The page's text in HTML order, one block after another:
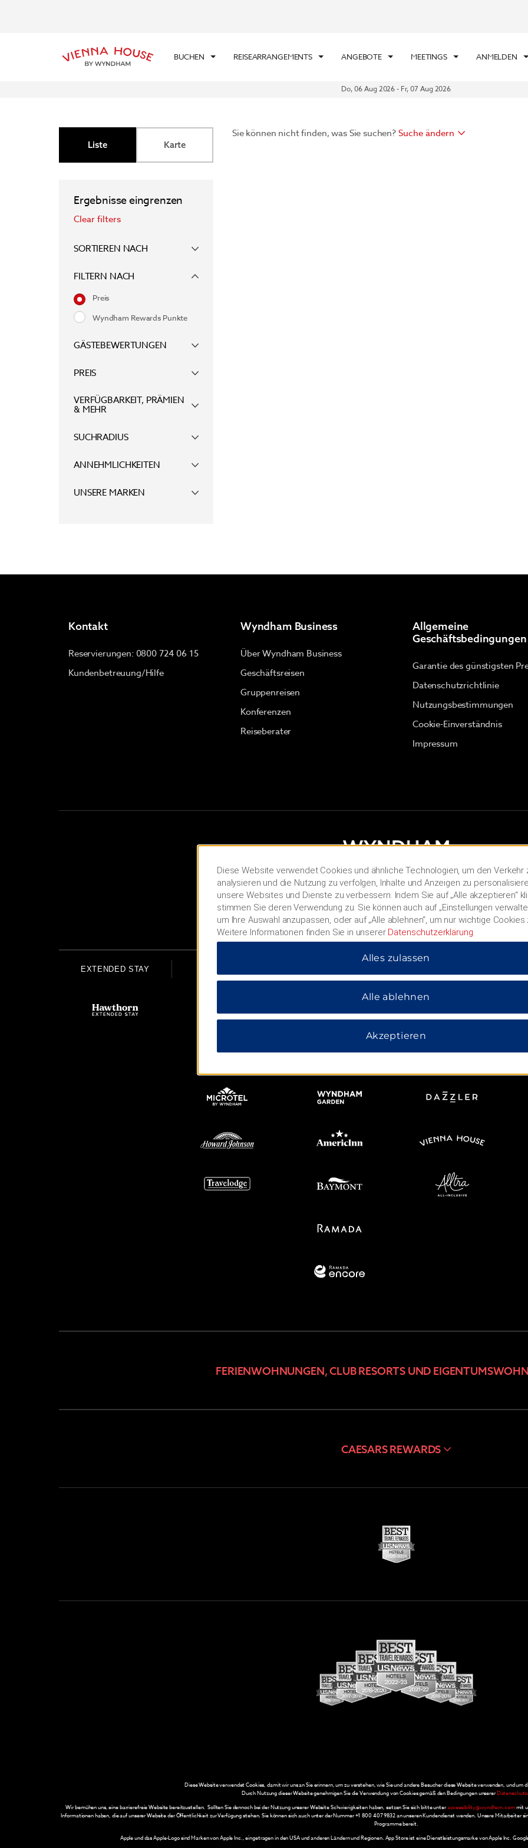
BUCHEN REISEARRANGEMENTS ANGEBOTE MEETINGS ANMELDEN
Do, 06 Aug 2026- Fr, 07 Aug 2026
Liste Karte
Ergebnisse eingrenzen
Clear filters
SORTIEREN NACH
FILTERN NACH
Preis
Wyndham Rewards Punkte
GÄSTEBEWERTUNGEN
PREIS
VERFÜGBARKEIT, PRÄMIEN
& MEHR
SUCHRADIUS
ANNEHMLICHKEITEN
UNSERE MARKEN
Sie können nicht finden, was Sie suchen?Suche ändern
Kontakt
Reservierungen: 0800 724 06 15
Kundenbetreuung/Hilfe
Wyndham Business
Über Wyndham Business
Geschäftsreisen
Gruppenreisen
Konferenzen
Reiseberater
Allgemeine
Geschäftsbedingungen
Garantie des günstigsten
Datenschutzrichtlinie
Nutzungsbestimmungen
Cookie-Einverständnis
Impressum
HOTELS BY WYNDHAM
EXTENDED STAY
FERIENWOHNUNGEN, CLUB RESORTS UND
CAESARS REWARDS
Diese Website verwendet Cookies, damit wir uns an Sie erinnern, um zu verstehen, wie Sie und andere Besucher diese Website verwenden, und um
Durch Nutzung dieser Website genehmigen Sie die Verwendung von Cookies gemäß den Bedingungen unserer
Wir bemühen uns, eine barrierefreie Website bereitzustellen. Sollten Sie dennoch bei der Nutzung unserer Website Schwierigkeiten haben, setzen Sie sich bitte unteraccessibility@wyndham.commit
Informationen haben, die auf unserer Website der Öffentlichkeit zur Verfügung stehen. Sie können sich auch unter der Nummer +1 800 407 9832 an unseren Kundendienst wenden. Unsere Mitarbeiter
Programme bereit.
Apple und das Apple-Logo sind Marken von Apple Inc., eingetragen in den USA und anderen Ländern und Regionen. App Store ist eine Dienstleistungsmarke von Apple Inc.
Diese Website verwendet Cookies und ähnliche Technologien, um den Verkehr
analysieren und die Nutzung zu verfolgen, Inhalte und Anzeigen zu
unsere Websites und Dienste zu verbessern. Indem Sie auf „Alle akzeptieren“
stimmen Sie deren Verwendung zu. Sie können auch auf „Einstellungen
um Ihre Auswahl anzupassen, oder auf „Alle ablehnen“, um nur wichtige
Weitere Informationen finden Sie in unserer Datenschutzerklärung
Alles zulassen
Alle ablehnen
Akzeptieren